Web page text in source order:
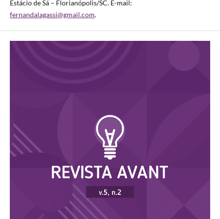
Estácio de Sá – Florianópolis/SC. E-mail:
fernandalagassi@gmail.com.